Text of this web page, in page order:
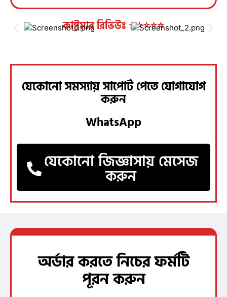
কাষ্টমার রিভিউঃ ⭐⭐⭐⭐⭐
যেকোনো সমস্যায় সাপোর্ট পেতে যোগাযোগ
করুন
WhatsApp
যেকোনো জিজ্ঞাসায় মেসেজ
করুন
অর্ডার করতে নিচের ফর্মটি
পূরন করুন